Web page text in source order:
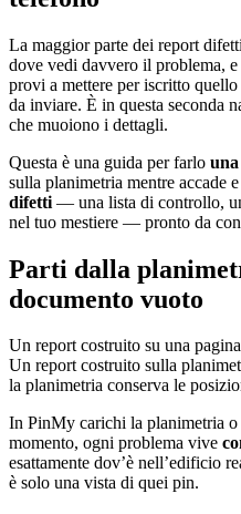
La maggior parte dei report
dove vedi davvero il problema,
provi a mettere per iscritto
da inviare. È in questa seconda
che muoiono i dettagli.
Questa è una guida per farlo una
sulla planimetria mentre accade
difetti — una lista di controllo,
nel tuo mestiere — pronto da
Parti dalla
documento vuoto
Un report costruito su una
Un report costruito sulla
la planimetria conserva le
In PinMy carichi la planimetria
momento, ogni problema vive
esattamente dov’è nell’edificio
è solo una vista di quei pin.